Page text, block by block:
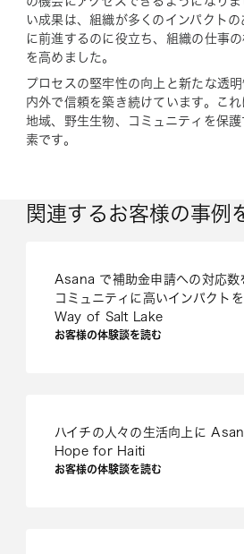
い成果は、組織が多くのインパクト
に前進するのに役立ち、組織の仕事
を高めました。
プロセスの堅牢性の向上と新たな透
内外で信頼を築き続けています。こ
地域、野生生物、コミュニティを保
素です。
関連するお客様の事例
Asana で補助金申請への対応数
コミュニティに高いインパクト
Way of Salt Lake
お客様の体験談を読む
ハイチの人々の生活向上に
Hope for Haiti
お客様の体験談を読む